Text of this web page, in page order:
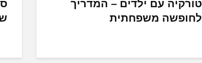
טורקיה עם ילדים – המדריך
לחופשה משפחתית